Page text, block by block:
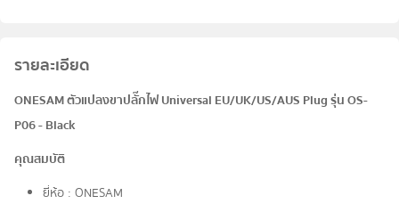
รายละเอียด
ONESAM ตัวแปลงขาปลั๊กไฟ Universal EU/UK/US/AUS Plug รุ่น OS-
P06 - Black
คุณสมบัติ
ยี่ห้อ : ONESAM